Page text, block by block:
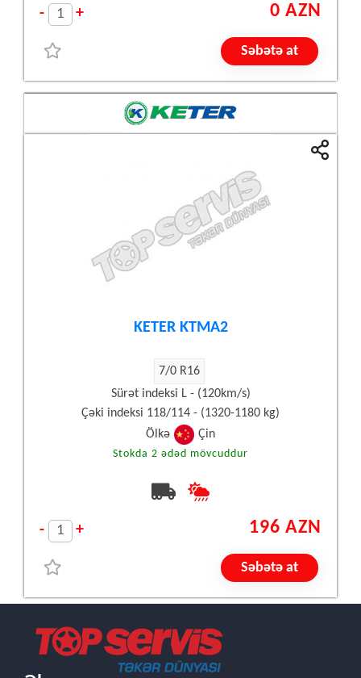
- + 0 AZN
Səbətə at
KETER KTMA2
7/0 R16
Sürət indeksi L - (120km/s)
Çəki indeksi 118/114 - (1320-1180 kg)
Ölkə
Çin
Stokda 2 ədəd mövcuddur
- + 196 AZN
Səbətə at